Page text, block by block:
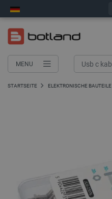
MENU
STARTSEITE ELEKTRONISCHE BAUTEILE